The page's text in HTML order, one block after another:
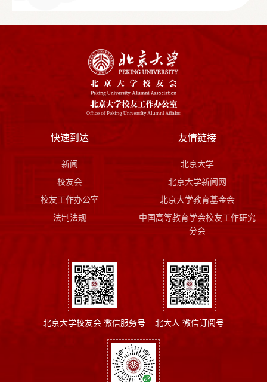
快速到达
新闻
校友会
校友工作办公室
法制法规
友情链接
北京大学
北京大学新闻网
北京大学教育基金会
中国高等教育学会校友工作研究
分会
北京大学校友会 微信服务号 北大人 微信订阅号